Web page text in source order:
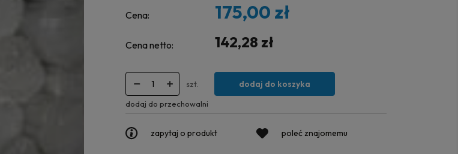
Cena: 175,00 zł
Cena netto: 142,28 zł
szt. dodaj do koszyka
dodaj do przechowalni
zapytaj o produkt poleć znajomemu